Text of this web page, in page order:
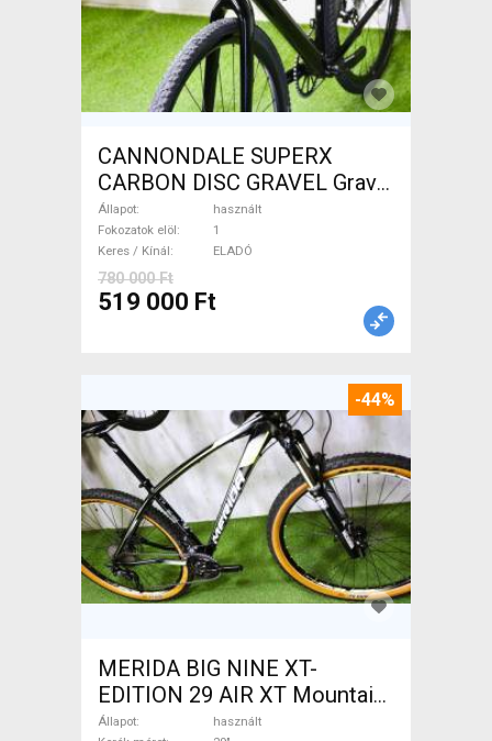
CANNONDALE SUPERX
CARBON DISC GRAVEL Gravel
/ CX tárcsafék használt
ELADÓ
Állapot
használt
Fokozatok elöl
1
Keres / Kínál
ELADÓ
780 000 Ft
519 000 Ft
-44%
MERIDA BIG NINE XT-
EDITION 29 AIR XT Mountain
Bike 29" elöl teleszkópos
Állapot
használt